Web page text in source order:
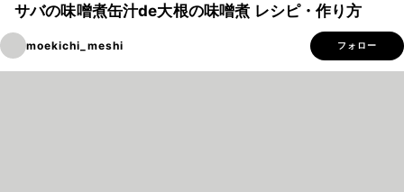
サバの味噌煮缶汁de大根の味噌煮 レシピ・作り方
moekichi_meshi フォロー